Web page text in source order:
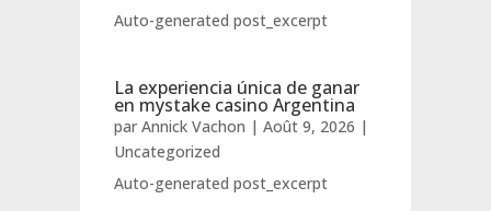
Auto-generated post_excerpt
La experiencia única de ganar
en mystake casino Argentina
par Annick Vachon | Août 9, 2026 |
Uncategorized
Auto-generated post_excerpt